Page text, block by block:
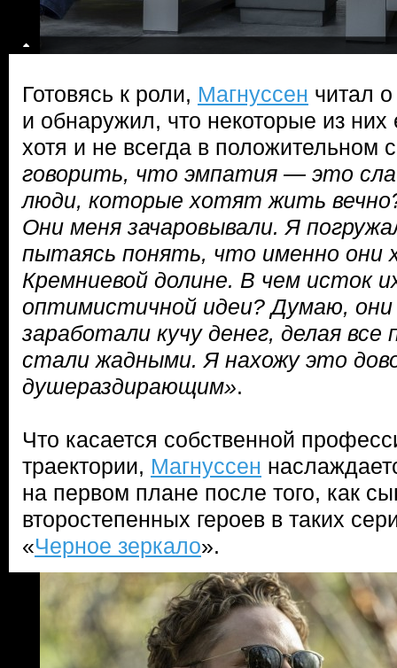
Готовясь к роли, Магнуссен читал
и обнаружил, что некоторые из них
хотя и не всегда в положительном
говорить, что эмпатия — это
люди, которые хотят жить
Они меня зачаровывали. Я
пытаясь понять, что именно они
Кремниевой долине. В чем исток
оптимистичной идеи? Думаю,
заработали кучу денег, делая все
стали жадными. Я нахожу это
душераздирающим».
Что касается собственной
траектории, Магнуссен
на первом плане после того, как
второстепенных героев в таких
«Черное зеркало».